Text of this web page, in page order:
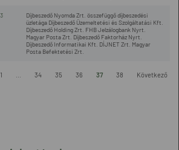
Díjbeszedő Nyomda Zrt. összefüggő díjbeszedési
üzletága Díjbeszedő Üzemeltetési és Szolgáltatási Kft.
Díjbeszedő Holding Zrt. FHB Jelzálogbank Nyrt.
Magyar Posta Zrt. Díjbeszedő Faktorház Nyrt.
Díjbeszedő Informatikai Kft. DÍJNET Zrt. Magyar
Posta Befektetési Zrt.
1 34 35 36 37 38 Következő